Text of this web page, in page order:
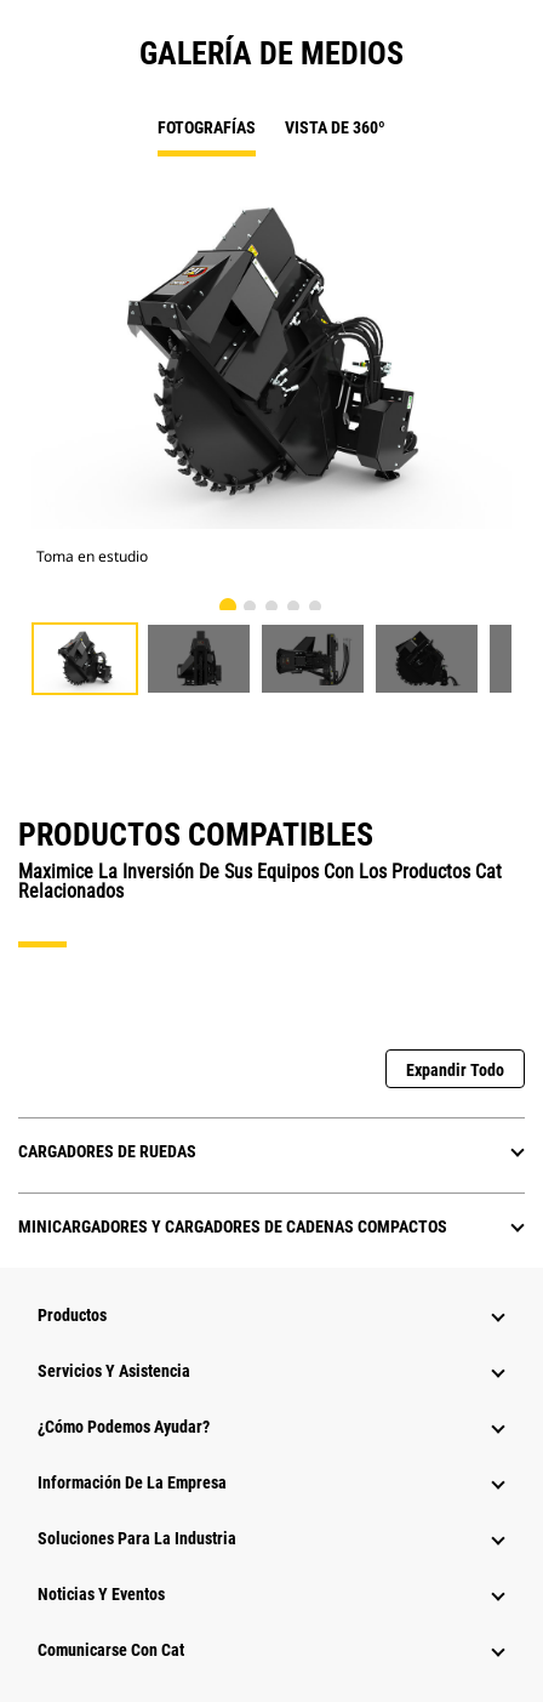
GALERÍA DE MEDIOS
FOTOGRAFÍAS VISTA DE 360º
Toma en estudio
PRODUCTOS COMPATIBLES
Maximice La Inversión De Sus Equipos Con Los Productos Cat
Relacionados
Expandir Todo
CARGADORES DE RUEDAS
MINICARGADORES Y CARGADORES DE CADENAS COMPACTOS
Productos
Servicios Y Asistencia
¿Cómo Podemos Ayudar?
Información De La Empresa
Soluciones Para La Industria
Noticias Y Eventos
Comunicarse Con Cat